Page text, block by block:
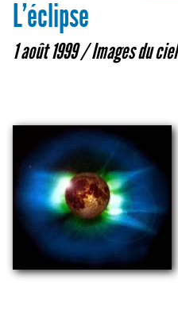
L’éclipse
1 août 1999 /Images du ciel